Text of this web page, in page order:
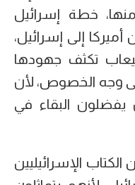
خطة إسرائيل
إلى إسرائيل،
تكثف جهودها
وجه الخصوص، لأن
يفضلون البقاء في
الإسرائيليين